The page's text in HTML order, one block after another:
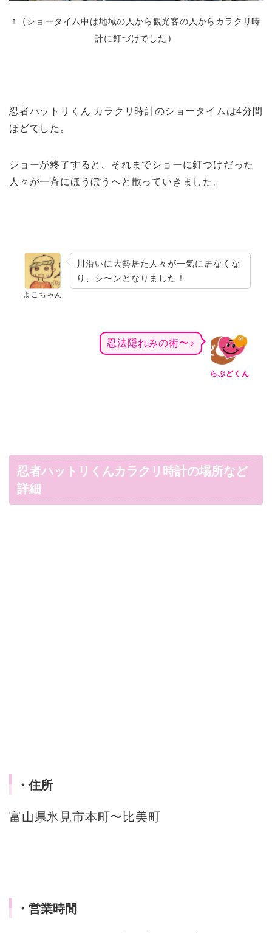
↑（ショータイム中は地域の人から観光客の人からカラクリ時
計に釘づけでした ）
忍者ハットリくん カラクリ時計のショータイムは4分間
ほどでした。
ショーが終了すると、それまでショーに釘づけだった
人々が一斉にほうぼうへと散っていきました。
よこちゃん
川沿いに大勢居た人々が一気に居なくな
り、シ〜ンとなりました！
らぶどくん
忍法隠れみの術〜♪
忍者ハットリくんカラクリ時計の場所など
詳細
・住所
富山県氷見市本町〜比美町
・営業時間